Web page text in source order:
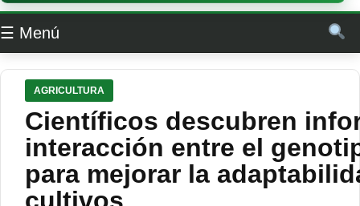
☰ Menú
AGRICULTURA
Científicos descubren
interacción entre el
para mejorar la
cultivos